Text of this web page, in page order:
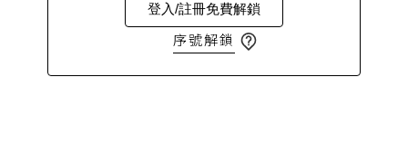
登入/註冊免費解鎖
序號解鎖